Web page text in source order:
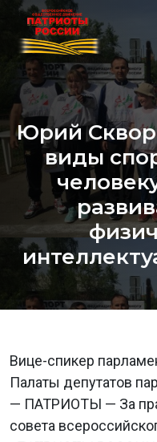
Юрий
виды
Вице-спикер
Палаты депутатов
— ПАТРИОТЫ — За
совета